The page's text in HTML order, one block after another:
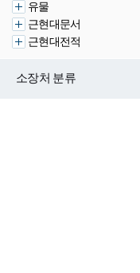
유물
근현대문서
근현대전적
소장처 분류